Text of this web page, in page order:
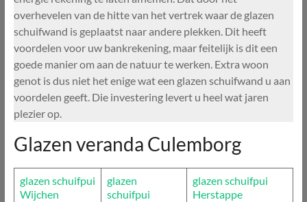
overhevelen van de hitte van het vertrek waar de glazen
schuifwand is geplaatst naar andere plekken. Dit heeft
voordelen voor uw bankrekening, maar feitelijk is dit een
goede manier om aan de natuur te werken. Extra woon
genot is dus niet het enige wat een glazen schuifwand u aan
voordelen geeft. Die investering levert u heel wat jaren
plezier op.
Glazen veranda Culemborg
glazen schuifpui
Wijchen
glazen
schuifpui
glazen schuifpui
Herstappe